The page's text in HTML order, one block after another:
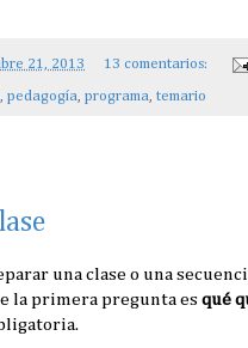
21, 2013 13 comentarios:
, pedagogía, programa, temario
una clase o una
la primera pregunta es qué